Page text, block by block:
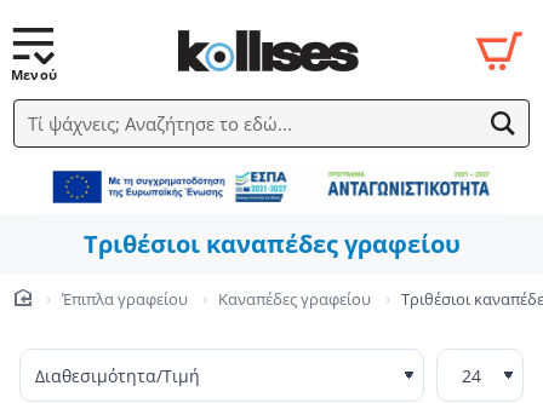
Τί ψάχνεις; Αναζήτησε το εδώ...
Τριθέσιοι καναπέδες γραφείου
Έπιπλα γραφείου Καναπέδες γραφείου Τριθέσιοι